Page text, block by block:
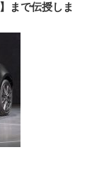
】まで伝授しま